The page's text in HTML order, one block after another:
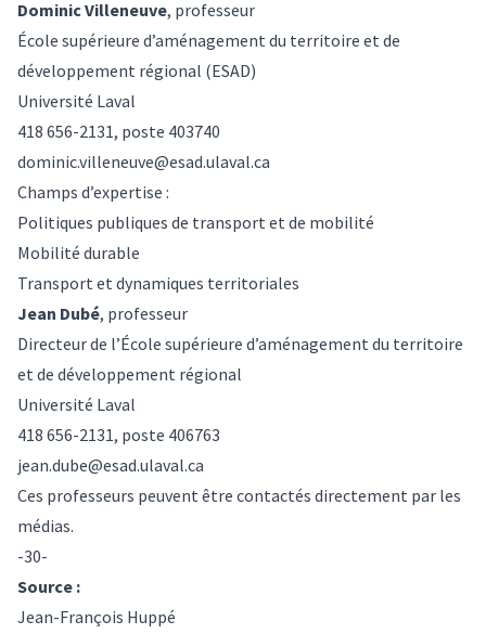
Dominic Villeneuve, professeur
École supérieure d’aménagement du territoire et de
développement régional (ESAD)
Université Laval
418 656-2131, poste 403740
dominic.villeneuve@esad.ulaval.ca
Champs d’expertise :
Politiques publiques de transport et de mobilité
Mobilité durable
Transport et dynamiques territoriales
Jean Dubé, professeur
Directeur de l’École supérieure d’aménagement du territoire
et de développement régional
Université Laval
418 656-2131, poste 406763
jean.dube@esad.ulaval.ca
Ces professeurs peuvent être contactés directement par les
médias.
-30-
Source :
Jean-François Huppé